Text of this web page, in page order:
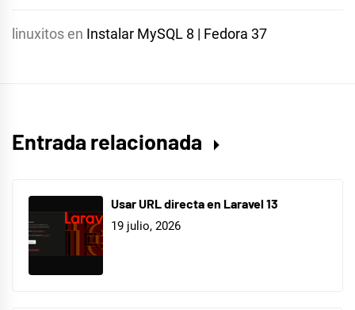
linuxitos en Instalar MySQL 8 | Fedora 37
Entrada relacionada
Usar URL directa en Laravel 13
19 julio, 2026